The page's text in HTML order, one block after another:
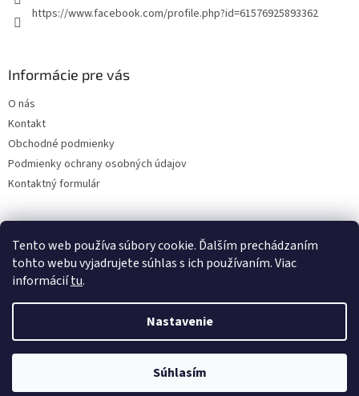
Tento web používa súbory cookie. Ďalším prechádzaním
tohto webu vyjadrujete súhlas s ich používaním. Viac
informáciítu.
Nastavenie
Súhlasím
https://www.facebook.com/profile.php?id=61576925893362
Informácie pre vás
O nás
Kontakt
Obchodné podmienky
Podmienky ochrany osobných údajov
Kontaktný formulár
Vytvoril Shoptet
ABD Dent. Všetky práva vyhradené.